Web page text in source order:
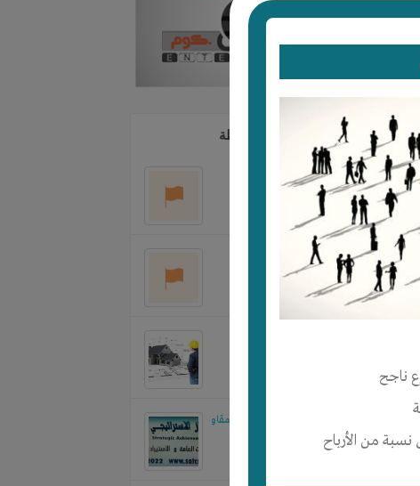
ناجح
من الأرباح
مشروعات مرتبطة
البيت العربي للمقاولات
المزايده
موسسة الانجاز الاستراتيجي للمقاو